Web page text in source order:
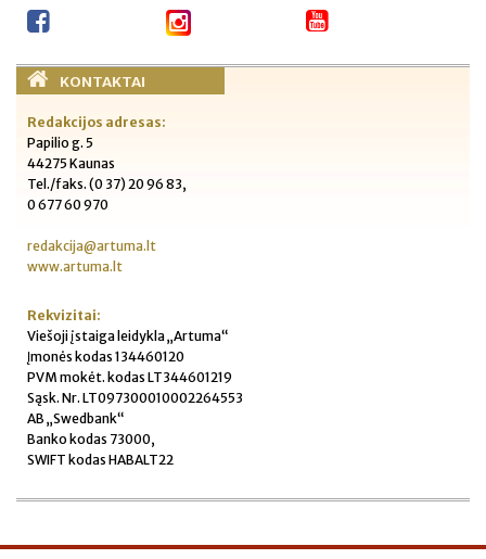
KONTAKTAI
Redakcijos adresas:
Papilio g. 5
44275 Kaunas
Tel./faks. (0 37) 20 96 83,
0 677 60 970
redakcija@artuma.lt
www.artuma.lt
Rekvizitai:
Viešoji įstaiga leidykla „Artuma“
Įmonės kodas 134460120
PVM mokėt. kodas LT344601219
Sąsk. Nr. LT097300010002264553
AB „Swedbank“
Banko kodas 73000,
SWIFT kodas HABALT22